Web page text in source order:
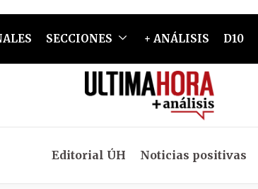
SECCIONES + ANÁLISIS D10
Editorial ÚH Noticias positivas